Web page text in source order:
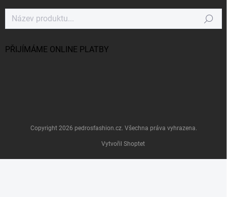
Hledat
PŘIJÍMÁME ONLINE PLATBY
Vytvořil Shoptet
Copyright 2026 pedrosfashion.cz. Všechna práva vyhrazena.